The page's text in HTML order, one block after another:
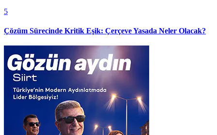
5
Çözüm Sürecinde Kritik Eşik: Çerçeve Yasada Neler Olacak?